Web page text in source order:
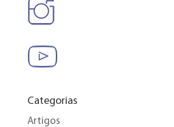
Categorias
Artigos